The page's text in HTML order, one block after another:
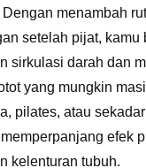
menambah
setelah pijat, kamu
sirkulasi darah dan
yang mungkin
pilates, atau
efek
kelenturan tubuh.